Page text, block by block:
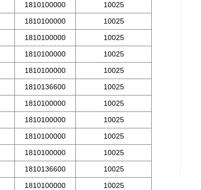
1810100000
10025
1810100000
10025
1810100000
10025
1810100000
10025
1810100000
10025
1810136600
10025
1810100000
10025
1810100000
10025
1810100000
10025
1810100000
10025
1810136600
10025
1810100000
10025